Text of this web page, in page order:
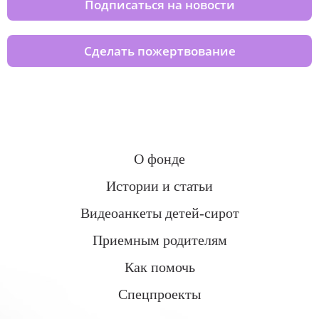
Подписаться на новости
Сделать пожертвование
О фонде
Истории и статьи
Видеоанкеты детей-сирот
Приемным родителям
Как помочь
Спецпроекты